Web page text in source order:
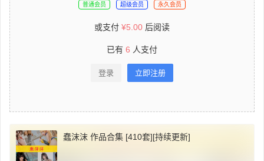
普通会员 超级会员 永久会员
或支付 ¥5.00 后阅读
已有 6 人支付
登录 立即注册
蠢沫沫 作品合集 [410套][持续更新]